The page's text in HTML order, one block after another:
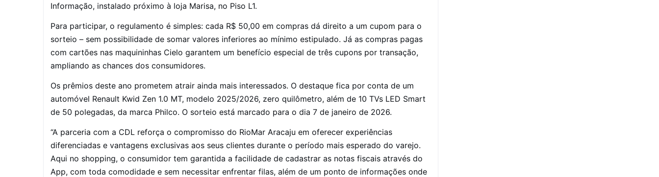
Informação, instalado próximo à loja Marisa, no Piso L1.
Para participar, o regulamento é simples: cada R$ 50,00 em compras dá direito a um cupom para o
sorteio – sem possibilidade de somar valores inferiores ao mínimo estipulado. Já as compras pagas
com cartões nas maquininhas Cielo garantem um benefício especial de três cupons por transação,
ampliando as chances dos consumidores.
Os prêmios deste ano prometem atrair ainda mais interessados. O destaque fica por conta de um
automóvel Renault Kwid Zen 1.0 MT, modelo 2025/2026, zero quilômetro, além de 10 TVs LED Smart
de 50 polegadas, da marca Philco. O sorteio está marcado para o dia 7 de janeiro de 2026.
“A parceria com a CDL reforça o compromisso do RioMar Aracaju em oferecer experiências
diferenciadas e vantagens exclusivas aos seus clientes durante o período mais esperado do varejo.
Aqui no shopping, o consumidor tem garantida a facilidade de cadastrar as notas fiscais através do
App, com toda comodidade e sem necessitar enfrentar filas, além de um ponto de informações onde